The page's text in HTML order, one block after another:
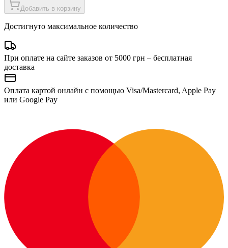
Добавить в корзину
Достигнуто максимальное количество
При оплате на сайте заказов от 5000 грн – бесплатная
доставка
Оплата картой онлайн с помощью Visa/Mastercard, Apple Pay
или Google Pay